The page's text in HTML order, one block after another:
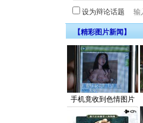
设为辩论话题
【精彩图片新闻】
手机竟收到色情图片